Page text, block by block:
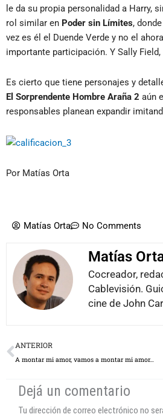
le da su propia personalidad a Harry,
rol similar en Poder sin Límites,
vez es él el Duende Verde y no el
importante participación. Y Sally
Es cierto que tiene personajes y
El Sorprendente Hombre Araña 2 aún
responsables planean expandir
Por Matías Orta
Matías Orta No Comments
Matías
Cocreador,
Cablevisión.
cine de John
Prev
ANTERIOR
A montar mi amor, vamos a montar mi amor…
Dejá un comentario
Tu dirección de correo electrónico no